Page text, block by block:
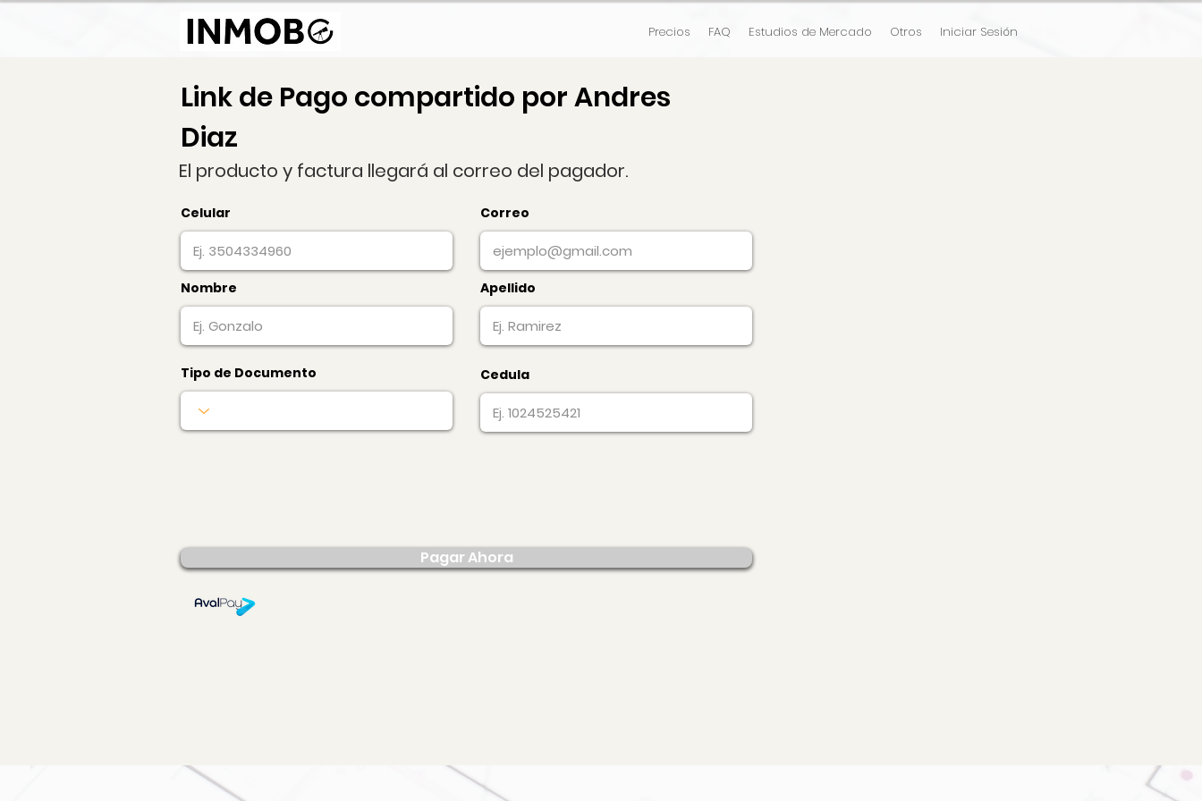
Precios FAQ Estudios de Mercado Otros Iniciar Sesión
Link de Pago compartido por Andres
Diaz
El producto y factura llegará al correo del pagador.
Celular
Nombre
Correo
Apellido
Tipo de Documento Cedula
Pagar Ahora